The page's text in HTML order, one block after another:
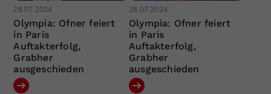
28.07.2024
Olympia: Ofner feiert
in Paris
Auftakterfolg,
Grabher
ausgeschieden
28.07.2024
Olympia: Ofner feiert
in Paris
Auftakterfolg,
Grabher
ausgeschieden